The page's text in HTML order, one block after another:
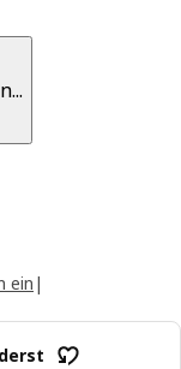
ein |